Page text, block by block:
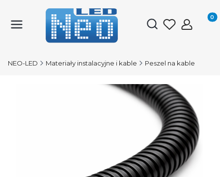
Otwórz
NEO-LED Materiały instalacyjne i kable Peszel na kable